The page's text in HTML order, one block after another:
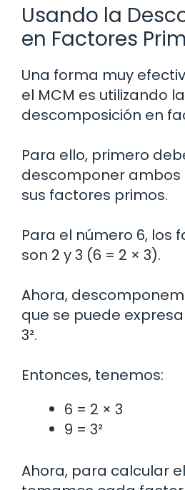
Usando la
en Factores
Una forma muy
el MCM es utilizando la
descomposición en
Para ello, primero
descomponer ambos
sus factores primos.
Para el número 6, los
son 2 y 3 (6 = 2 × 3).
Ahora,
que se puede
3².
Entonces, tenemos:
6 = 2 × 3
9 = 3²
Ahora, para calcular